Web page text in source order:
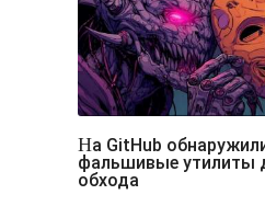
На GitHub обнаружили
фальшивые утилиты
обхода